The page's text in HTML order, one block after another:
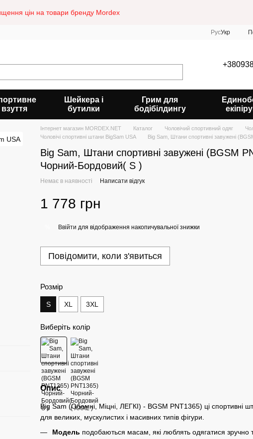
цін на товари бренду Mordex
РусУкр
взуття
Шейкера і
бутилки
Грим для
бодібілдингу
Інтернет магазин MORDEX.NET Каталог Чоловічий спортивний одяг
Чоловічі спортивні штани BigSam USA
Big Sam, Штани спортивні завужені
Big Sam, Штани спортивні завужені (BGSM
Чорний-Бордовий( S )
Немає в наявності Написати відгук
1 778 грн
Ввійти для відображення накопичувальної знижки
Повідомити, коли з'явиться
Розмір
S XL 3XL
Виберіть колір
Опис
Big Sam (Обемні, Міцні, ЛЕГКІ) - BGSM PNT1365) ці спортивні
для великих, мускулистих і масивних типів фігури.
Модель подобаються масам, які люблять одягатися зручно